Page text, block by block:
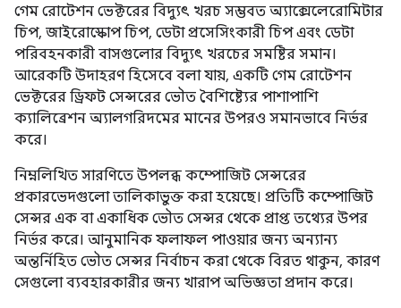
গেম রোটেশন ভেক্টরের বিদ্যুৎ খরচ সম্ভবত অ্যাক্সেলেরোমিটার
চিপ, জাইরোস্কোপ চিপ, ডেটা প্রসেসিংকারী চিপ এবং ডেটা
পরিবহনকারী বাসগুলোর বিদ্যুৎ খরচের সমষ্টির সমান।
আরেকটি উদাহরণ হিসেবে বলা যায়, একটি গেম রোটেশন
ভেক্টরের ড্রিফট সেন্সরের ভৌত বৈশিষ্ট্যের পাশাপাশি
ক্যালিব্রেশন অ্যালগরিদমের মানের উপরও সমানভাবে নির্ভর
করে।
নিম্নলিখিত সারণিতে উপলব্ধ কম্পোজিট সেন্সরের
প্রকারভেদগুলো তালিকাভুক্ত করা হয়েছে। প্রতিটি কম্পোজিট
সেন্সর এক বা একাধিক ভৌত সেন্সর থেকে প্রাপ্ত তথ্যের উপর
নির্ভর করে। আনুমানিক ফলাফল পাওয়ার জন্য অন্যান্য
অন্তর্নিহিত ভৌত সেন্সর নির্বাচন করা থেকে বিরত থাকুন, কারণ
সেগুলো ব্যবহারকারীর জন্য খারাপ অভিজ্ঞতা প্রদান করে।